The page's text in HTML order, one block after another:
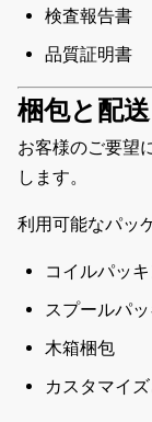
検査報告書
品質証明書
梱包と配送
お客様のご要望
します。
利用可能なパッ
コイルパッ
スプールパ
木箱梱包
カスタマイ